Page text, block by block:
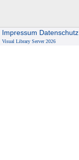
Impressum Datenschutz
Visual Library Server 2026